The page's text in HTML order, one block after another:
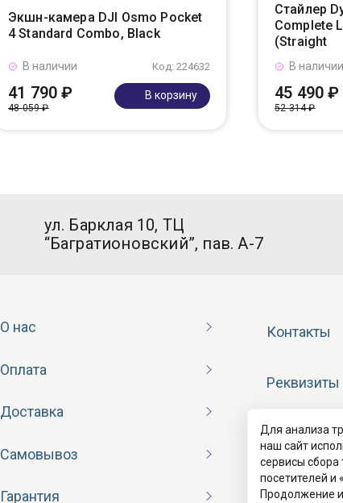
Экшн-камера DJI Osmo Pocket
4 Standard Combo, Black
Код: 224632
В наличии
41 790 ₽
48 059 ₽
В корзину
Стайлер
Complete
(Straight
В наличии
45 490 ₽
52 314 ₽
ул. Барклая 10, ТЦ
“Багратионовский”, пав. А-7
О нас
Оплата
Доставка
Самовывоз
Гарантия
Контакты
Реквизиты
Договор
Согласие
Для анализа
наш сайт
сервисы сбора
посетителей и
Продолжение